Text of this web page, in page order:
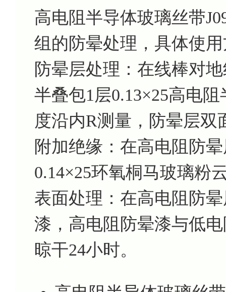
高电阻半导体玻璃丝带
组的防晕处理，具体使
防晕层处理：在线棒对
半叠包1层0.13×25高电
度沿内R测量，防晕层双
附加绝缘：在高电阻防
0.14×25环氧桐马玻璃粉
表面处理：在高电阻防
漆，高电阻防晕漆与低
晾干24小时。